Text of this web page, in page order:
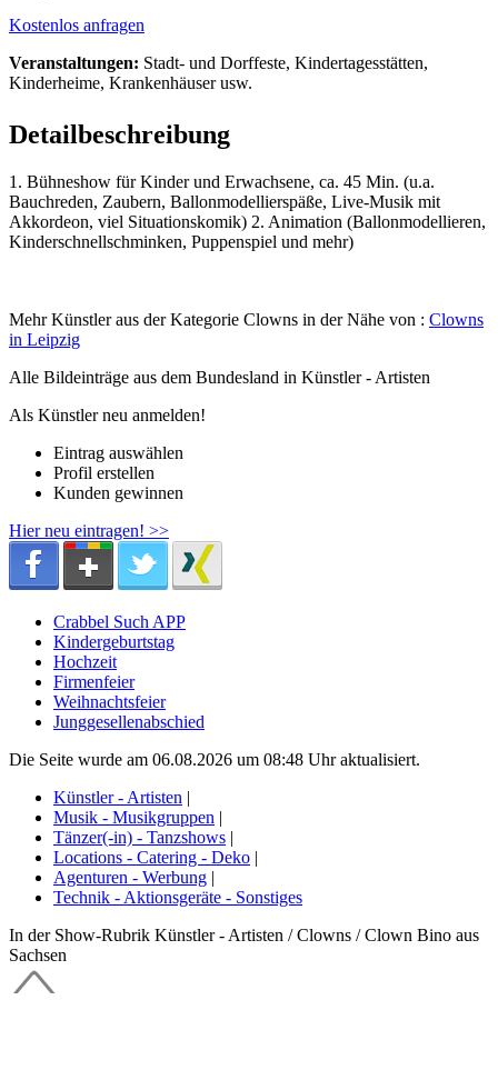
Kostenlos anfragen
Veranstaltungen: Stadt- und Dorffeste, Kindertagesstätten,
Kinderheime, Krankenhäuser usw.
Detailbeschreibung
1. Bühneshow für Kinder und Erwachsene, ca. 45 Min. (u.a.
Bauchreden, Zaubern, Ballonmodellierspäße, Live-Musik mit
Akkordeon, viel Situationskomik) 2. Animation (Ballonmodellieren,
Kinderschnellschminken, Puppenspiel und mehr)
Mehr Künstler aus der Kategorie Clowns in der Nähe von : Clowns
in Leipzig
Alle Bildeinträge aus dem Bundesland in Künstler - Artisten
Als Künstler neu anmelden!
Eintrag auswählen
Profil erstellen
Kunden gewinnen
Hier neu eintragen! >>
Crabbel Such APP
Kindergeburtstag
Hochzeit
Firmenfeier
Weihnachtsfeier
Junggesellenabschied
Die Seite wurde am 06.08.2026 um 08:48 Uhr aktualisiert.
Künstler - Artisten |
Musik - Musikgruppen |
Tänzer(-in) - Tanzshows |
Locations - Catering - Deko |
Agenturen - Werbung |
Technik - Aktionsgeräte - Sonstiges
In der Show-Rubrik Künstler - Artisten / Clowns / Clown Bino aus
Sachsen